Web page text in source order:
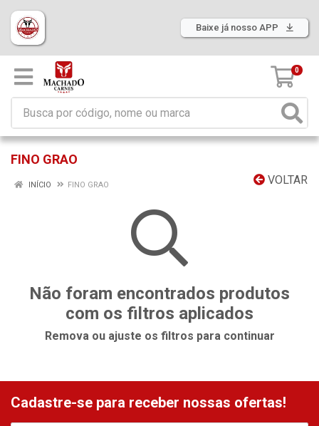
Baixe já nosso APP
0
FINO GRAO
VOLTAR
INÍCIO FINO GRAO
Não foram encontrados produtos
com os filtros aplicados
Remova ou ajuste os filtros para continuar
Cadastre-se para receber nossas ofertas!